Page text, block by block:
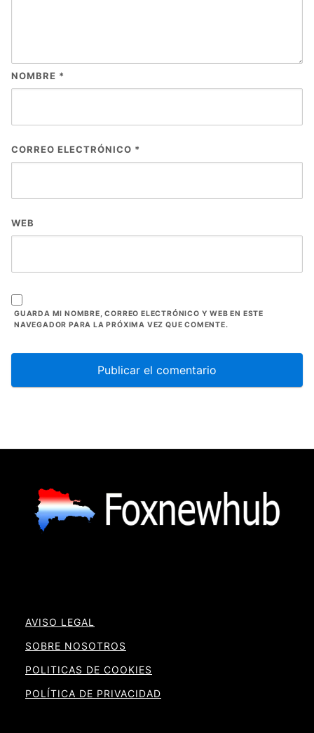
NOMBRE *
CORREO ELECTRÓNICO *
WEB
GUARDA MI NOMBRE, CORREO ELECTRÓNICO Y WEB EN ESTE
NAVEGADOR PARA LA PRÓXIMA VEZ QUE COMENTE.
AVISO LEGAL
SOBRE NOSOTROS
POLITICAS DE COOKIES
POLÍTICA DE PRIVACIDAD